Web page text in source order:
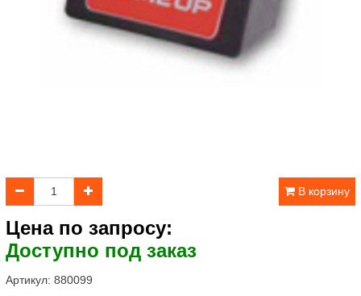
В корзину
Цена по запросу:
Доступно под заказ
Артикул: 880099